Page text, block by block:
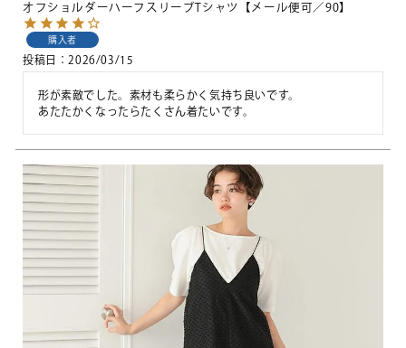
オフショルダーハーフスリーブTシャツ【メール便可／90】
購入者
投稿日 2026/03/15
形が素敵でした。素材も柔らかく気持ち良いです。
あたたかくなったらたくさん着たいです。